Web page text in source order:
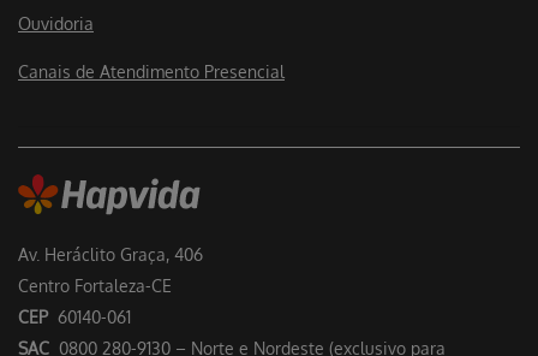
Av. Heráclito Graça, 406
Centro Fortaleza-CE
CEP 60140-061
SAC 0800 280-9130 – Norte e Nordeste (exclusivo para
Ouvidoria
Canais de Atendimento Presencial